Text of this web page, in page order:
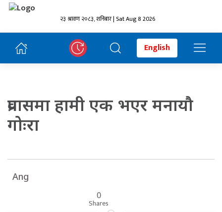
२३ श्रावण २०८३, शनिबार | Sat Aug 8 2026
English
प्रवासमा हामी एक भएर मनायौ
गोःरा
Ang
0
Shares